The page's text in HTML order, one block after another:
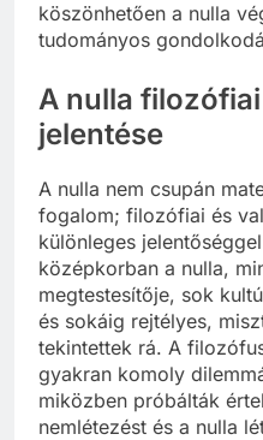
köszönhetően a nulla
tudományos
A nulla
jelentése
A nulla nem csupán
fogalom; filozófiai és
különleges
középkorban a nulla,
megtestesítője, sok
és sokáig rejtélyes,
tekintettek rá. A
gyakran komoly
miközben próbálták
nemlétezést és a nulla